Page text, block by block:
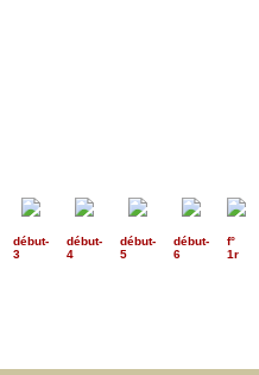
début-
3
début-
4
début-
5
début-
6
f°
1r